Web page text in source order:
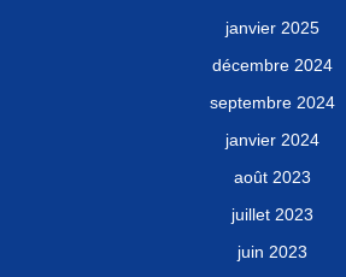
janvier 2025
décembre 2024
septembre 2024
janvier 2024
août 2023
juillet 2023
juin 2023